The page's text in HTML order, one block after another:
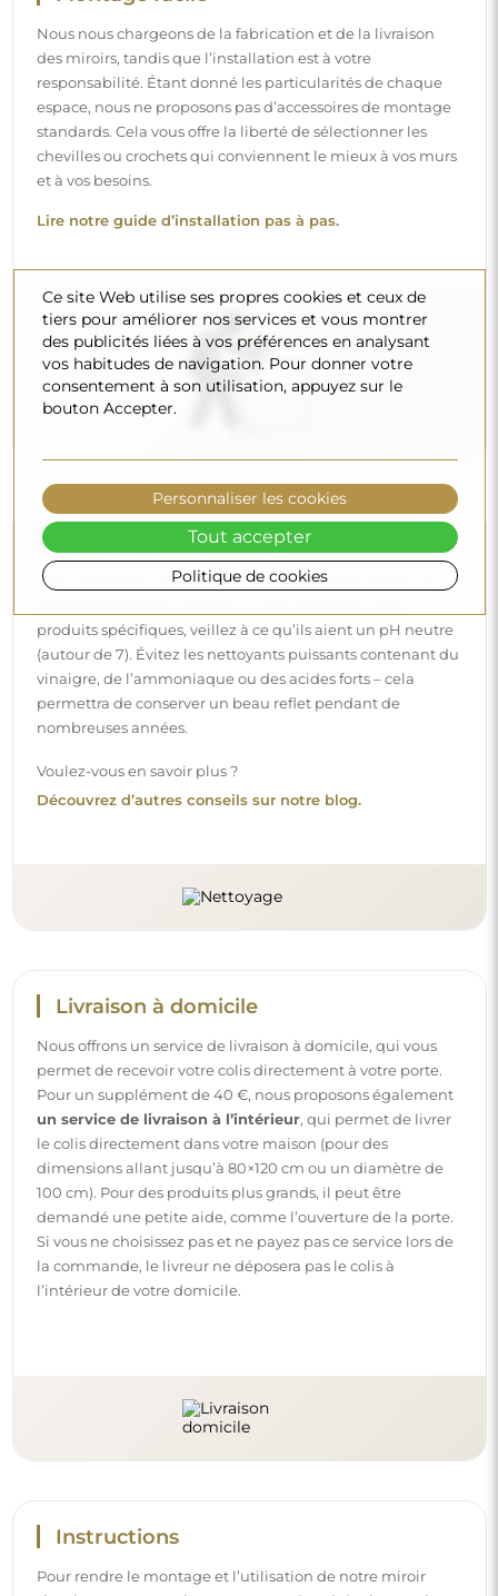
Nettoyage et entretien
Pour maintenir un éclat optimal, il suffit d’un chiffon en
microfibre et d’eau chaude. Si vous optez pour des
produits spécifiques, veillez à ce qu’ils aient un pH neutre
(autour de 7). Évitez les nettoyants puissants contenant du
vinaigre, de l’ammoniaque ou des acides forts – cela
Voulez-vous en savoir plus ?
Découvrez d’autres conseils sur notre blog.
Livraison à domicile
Nous offrons un service de livraison à domicile, qui vous
Pour un supplément de 40 €, nous proposons également
un service de livraison à l’intérieur, qui permet de livrer
le colis directement dans votre maison (pour des
dimensions allant jusqu’à 80×120 cm ou un diamètre de
100 cm). Pour des produits plus grands, il peut être
Si vous ne choisissez pas et ne payez pas ce service lors de
la commande, le livreur ne déposera pas le colis à
Instructions
Pour rendre le montage et l’utilisation de notre miroir
simples et sans souci, nous avons préparé des instructions
détaillées pour vous. Vous y trouverez toutes les étapes
nécessaires pour un montage correct du miroir, ainsi que
des conseils pour son entretien, nettoyage et
maintenance, afin de profiter de son aspect parfait
Consulter les notices de montage et d’utilisation.
Restez à jour avec nos nouveautés, inspirations et
promotions, découvrez les tendances déco et trouvez
Ce site Web utilise ses propres cookies et ceux de
tiers pour améliorer nos services et vous montrer
des publicités liées à vos préférences en analysant
vos habitudes de navigation. Pour donner votre
consentement à son utilisation, appuyez sur le
bouton Accepter.
Politique de cookies
Personnaliser les cookies
Tout accepter